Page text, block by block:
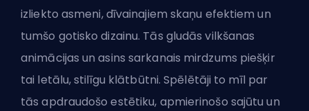
izliekto asmeni, dīvainajiem skaņu efektiem un
tumšo gotisko dizainu. Tās gludās vilkšanas
animācijas un asins sarkanais mirdzums piešķir
tai letālu, stilīgu klātbūtni. Spēlētāji to mīl par
tās apdraudošo estētiku, apmierinošo sajūtu un